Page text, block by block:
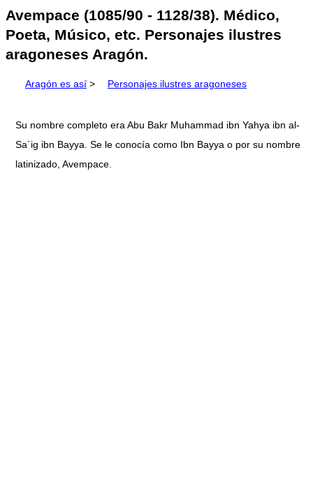
Avempace (1085/90 - 1128/38). Médico,
Poeta, Músico, etc. Personajes ilustres
aragoneses Aragón.
Aragón es así > Personajes ilustres aragoneses
Su nombre completo era Abu Bakr Muhammad ibn Yahya ibn al-
Sa´ig ibn Bayya. Se le conocía como Ibn Bayya o por su nombre
latinizado, Avempace.